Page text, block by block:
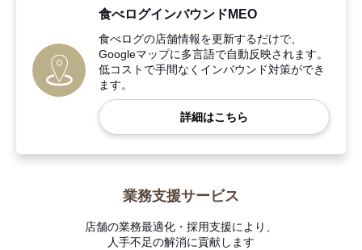
食べログインバウンドMEO
食べログの店舗情報を更新するだけで、
Googleマップに多言語で自動反映されます。
低コストで手間なくインバウンド対策ができ
ます。
詳細はこちら
業務支援サービス
店舗の業務最適化・採用支援により、
人手不足の解消に貢献します